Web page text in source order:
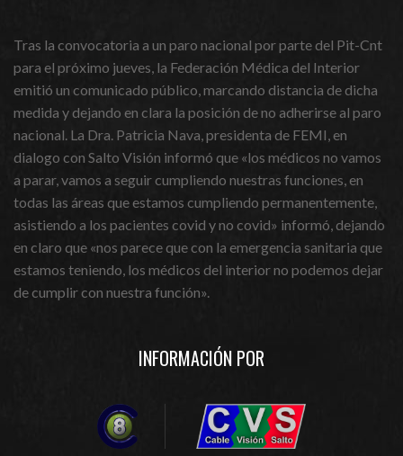
Tras la convocatoria a un paro nacional por parte del Pit-Cnt
para el próximo jueves, la Federación Médica del Interior
emitió un comunicado público, marcando distancia de dicha
medida y dejando en clara la posición de no adherirse al paro
nacional. La Dra. Patricia Nava, presidenta de FEMI, en
dialogo con Salto Visión informó que «los médicos no vamos
a parar, vamos a seguir cumpliendo nuestras funciones, en
todas las áreas que estamos cumpliendo permanentemente,
asistiendo a los pacientes covid y no covid» informó, dejando
en claro que «nos parece que con la emergencia sanitaria que
estamos teniendo, los médicos del interior no podemos dejar
de cumplir con nuestra función».
INFORMACIÓN POR